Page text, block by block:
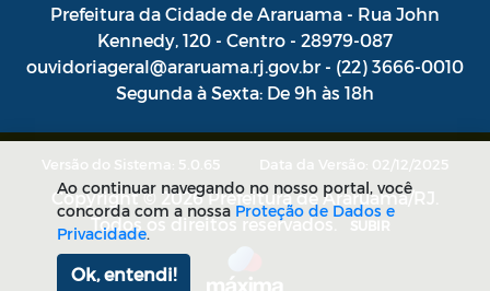
Prefeitura da Cidade de Araruama - Rua John
Kennedy, 120 - Centro - 28979-087
ouvidoriageral@araruama.rj.gov.br - (22) 3666-0010
Segunda à Sexta: De 9h às 18h
Versão do Sistema: 5.0.65 Data da Versão: 02/12/2025
Copyright © 2026 Prefeitura de Araruama/RJ.
Todos os direitos reservados.
SUBIR
Ao continuar navegando no nosso portal, você
concorda com a nossaProteção de Dados e
Privacidade.
Ok, entendi!